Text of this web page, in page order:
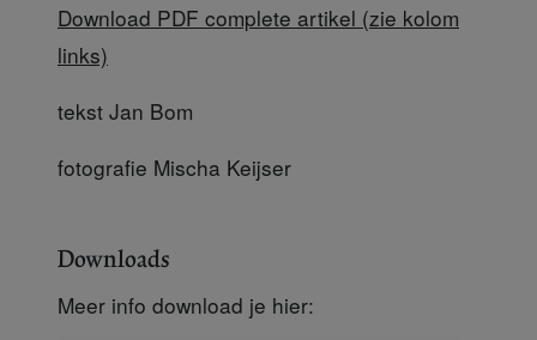
Download PDF complete artikel (zie kolom
links)
tekst Jan Bom
fotografie Mischa Keijser
Downloads
Meer info download je hier: